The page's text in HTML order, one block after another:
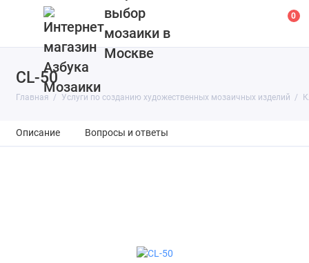
выбор
мозаики в
Москве
0
CL-50
Главная Услуги по созданию художественных мозаичных изделий
Описание Вопросы и ответы